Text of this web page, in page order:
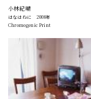
小林紀晴
はなはねに 2008年
Chromogenic Print